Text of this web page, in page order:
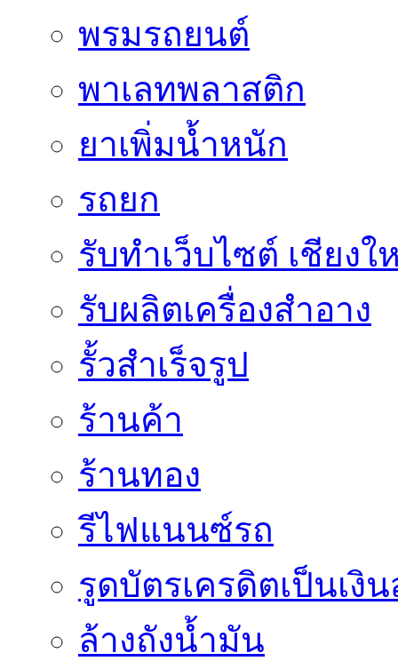
พรมรถยนต์
พาเลทพลาสติก
ยาเพิ่มน้ำหนัก
รถยก
รับทำเว็บไซต์ เชียงใ
รับผลิตเครื่องสำอาง
รั้วสำเร็จรูป
ร้านค้า
ร้านทอง
รีไฟแนนซ์รถ
รูดบัตรเครดิตเป็นเงิ
ล้างถังน้ำมัน